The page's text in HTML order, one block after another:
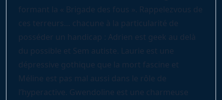
formant la « Brigade des fous ». Rappelezvous de
ces terreurs… chacune à la particularité de
posséder un handicap : Adrien est geek au delà
du possible et Sem autiste. Laurie est une
dépressive gothique que la mort fascine et
Méline est pas mal aussi dans le rôle de
l’hyperactive. Gwendoline est une charmeuse